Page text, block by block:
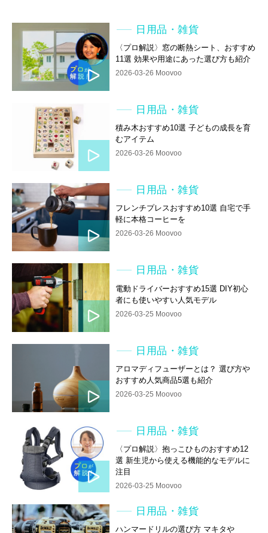
日用品・雑貨
〈プロ解説〉窓の断熱シート、おすすめ
11選 効果や用途にあった選び方も紹介
2026-03-26 Moovoo
日用品・雑貨
積み木おすすめ10選 子どもの成長を育
むアイテム
2026-03-26 Moovoo
日用品・雑貨
フレンチプレスおすすめ10選 自宅で手
軽に本格コーヒーを
2026-03-26 Moovoo
日用品・雑貨
電動ドライバーおすすめ15選 DIY初心
者にも使いやすい人気モデル
2026-03-25 Moovoo
日用品・雑貨
アロマディフューザーとは？ 選び方や
おすすめ人気商品5選も紹介
2026-03-25 Moovoo
日用品・雑貨
〈プロ解説〉抱っこひものおすすめ12
選 新生児から使える機能的なモデルに
注目
2026-03-25 Moovoo
日用品・雑貨
ハンマードリルの選び方 マキタや